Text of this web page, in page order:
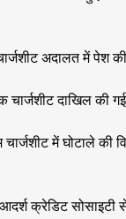
अदालत में पेश
दाखिल की
में घोटाले की
क्रेडिट